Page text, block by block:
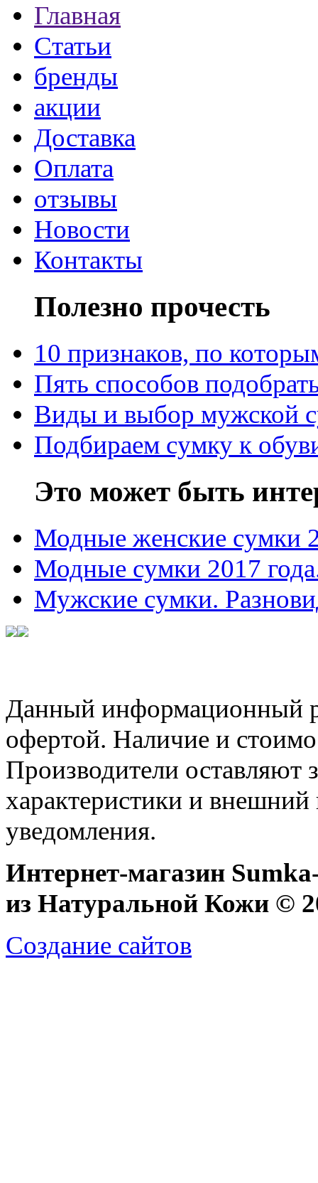
Главная
Статьи
бренды
акции
Доставка
Оплата
отзывы
Новости
Контакты
Полезно прочесть
10 признаков, по
Пять способов
Виды и выбор мужской
Подбираем сумку к
Это может быть
Модные женские сумки
Модные сумки 2017
Мужские сумки.
Данный информационный
офертой. Наличие и
Производители оставляют
характеристики и внешний
уведомления.
Интернет-магазин
из Натуральной Кожи ©
Создание сайтов